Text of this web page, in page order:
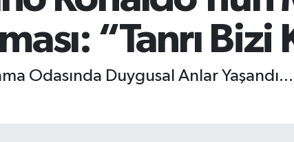
“Tanrı
Odasında Duygusal Anlar